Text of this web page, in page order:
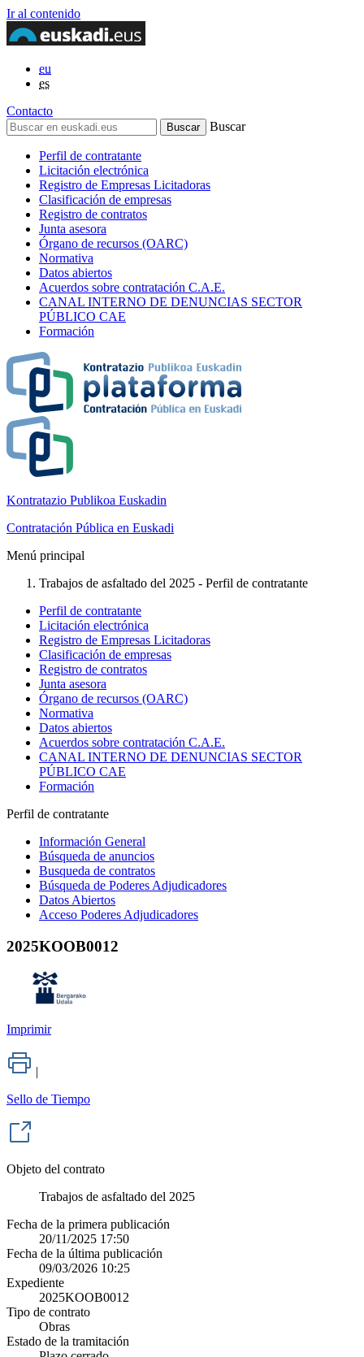
Ir al contenido
eu
es
Contacto
Buscar
Perfil de contratante
Licitación electrónica
Registro de Empresas Licitadoras
Clasificación de empresas
Registro de contratos
Junta asesora
Órgano de recursos (OARC)
Normativa
Datos abiertos
Acuerdos sobre contratación C.A.E.
CANAL INTERNO DE DENUNCIAS SECTOR
PÚBLICO CAE
Formación
Kontratazio Publikoa Euskadin
Contratación Pública en Euskadi
Menú principal
Trabajos de asfaltado del 2025 - Perfil de contratante
Perfil de contratante
Licitación electrónica
Registro de Empresas Licitadoras
Clasificación de empresas
Registro de contratos
Junta asesora
Órgano de recursos (OARC)
Normativa
Datos abiertos
Acuerdos sobre contratación C.A.E.
CANAL INTERNO DE DENUNCIAS SECTOR
PÚBLICO CAE
Formación
Perfil de contratante
Información General
Búsqueda de anuncios
Busqueda de contratos
Búsqueda de Poderes Adjudicadores
Datos Abiertos
Acceso Poderes Adjudicadores
2025KOOB0012
Imprimir
|
Sello de Tiempo
Objeto del contrato
Trabajos de asfaltado del 2025
Fecha de la primera publicación
20/11/2025 17:50
Fecha de la última publicación
09/03/2026 10:25
Expediente
2025KOOB0012
Tipo de contrato
Obras
Estado de la tramitación